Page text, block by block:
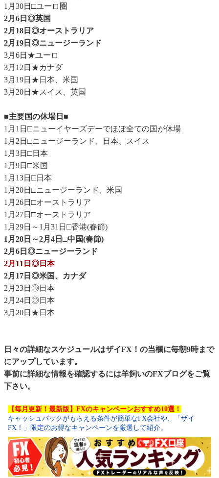
1月30日□ユーロ圏
2月6日◎英国
2月18日◎オーストラリア
2月19日◎ニュージーランド
3月6日★ユーロ
3月12日★カナダ
3月19日★日本、米国
3月20日★スイス、英国
■主要国の休場日■
1月1日□ニューイヤーズデーでほぼ全ての国が休場
1月2日□ニュージーランド、日本、スイス
1月3日□日本
1月9日□米国
1月13日□日本
1月20日□ニュージーランド、米国
1月26日□オーストラリア
1月27日□オーストラリア
1月29日～1月31日□香港(春節)
1月28日～2月4日□中国(春節)
2月6日◎ニュージーランド
2月11日◎日本
2月17日◎米国、カナダ
2月23日◎日本
2月24日◎日本
3月20日★日本
日々の詳細なスケジュールはザイFX！の当欄に毎朝9時まで
にアップしています。
事前に詳細な情報を確認するには羊飼いのFXブログをご覧
下さい。
【毎月更新！最新版】FXのキャンペーンおすすめ10選！
キャッシュバックがもらえる条件が簡単なFX会社や、「ザイ
FX！」限定のお得なキャンペーンを厳選して紹介。